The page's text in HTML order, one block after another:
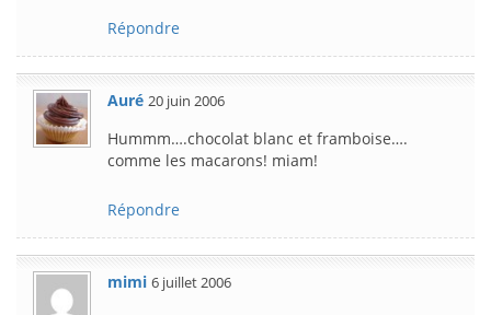
Répondre
Auré 20 juin 2006
Hummm….chocolat blanc et framboise….
comme les macarons! miam!
Répondre
mimi 6 juillet 2006